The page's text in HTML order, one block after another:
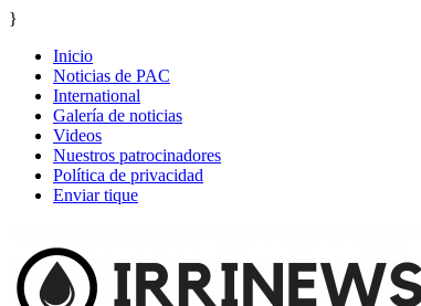
}
Inicio
Noticias de PAC
International
Galería de noticias
Videos
Nuestros patrocinadores
Política de privacidad
Enviar tique